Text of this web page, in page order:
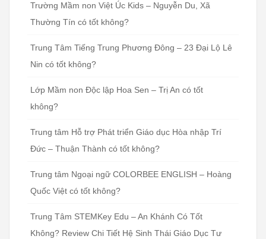
Trường Mầm non Việt Úc Kids – Nguyễn Du, Xã
Thường Tín có tốt không?
Trung Tâm Tiếng Trung Phương Đông – 23 Đại Lộ Lê
Nin có tốt không?
Lớp Mầm non Độc lập Hoa Sen – Trị An có tốt
không?
Trung tâm Hỗ trợ Phát triển Giáo dục Hòa nhập Trí
Đức – Thuận Thành có tốt không?
Trung tâm Ngoại ngữ COLORBEE ENGLISH – Hoàng
Quốc Việt có tốt không?
Trung Tâm STEMKey Edu – An Khánh Có Tốt
Không? Review Chi Tiết Hệ Sinh Thái Giáo Dục Tư